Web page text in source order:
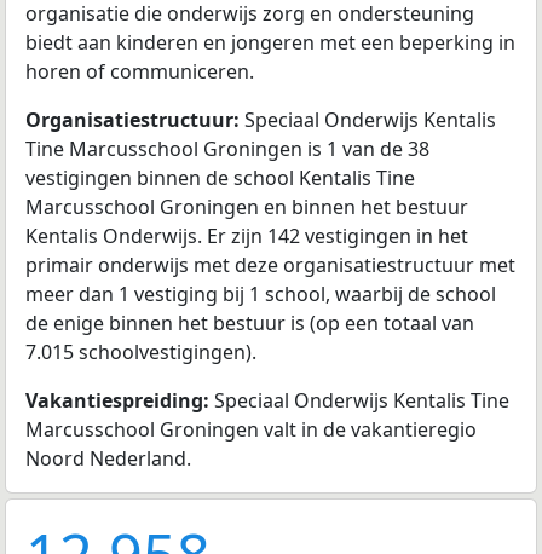
organisatie die onderwijs zorg en ondersteuning
biedt aan kinderen en jongeren met een beperking in
horen of communiceren.
Organisatiestructuur: Speciaal Onderwijs Kentalis
Tine Marcusschool Groningen is 1 van de 38
vestigingen binnen de school Kentalis Tine
Marcusschool Groningen en binnen het bestuur
Kentalis Onderwijs. Er zijn 142 vestigingen in het
primair onderwijs met deze organisatiestructuur met
meer dan 1 vestiging bij 1 school, waarbij de school
de enige binnen het bestuur is (op een totaal van
7.015 schoolvestigingen).
Vakantiespreiding: Speciaal Onderwijs Kentalis Tine
Marcusschool Groningen valt in de vakantieregio
Noord Nederland.